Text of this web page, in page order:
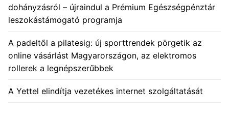
dohányzásról – újraindul a Prémium Egészségpénztár
leszokástámogató programja
A padeltől a pilatesig: új sporttrendek pörgetik az
online vásárlást Magyarországon, az elektromos
rollerek a legnépszerűbbek
A Yettel elindítja vezetékes internet szolgáltatását